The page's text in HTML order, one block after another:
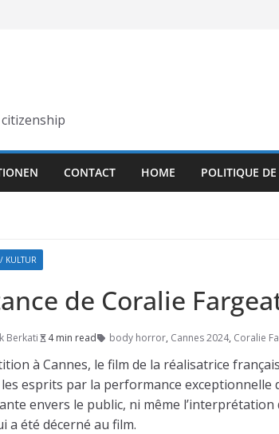
CONTACT HOME POLITIQUE
KULTUR
de Coralie
Berkati 4 min read body horror, Cannes 2024, Coralie
à Cannes, le film de la réalisatrice
esprits par la performance exceptionnelle
envers le public, ni même
a été décerné au film.